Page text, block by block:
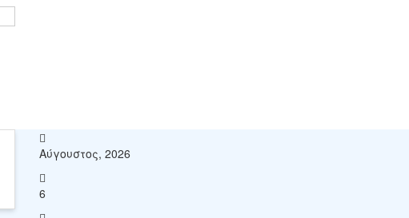
Αύγουστος, 2026
6